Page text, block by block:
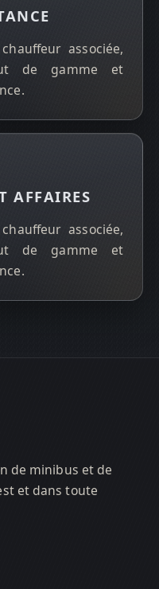
associée,
de gamme et
AFFAIRES
associée,
de gamme et
de minibus et de
et dans toute